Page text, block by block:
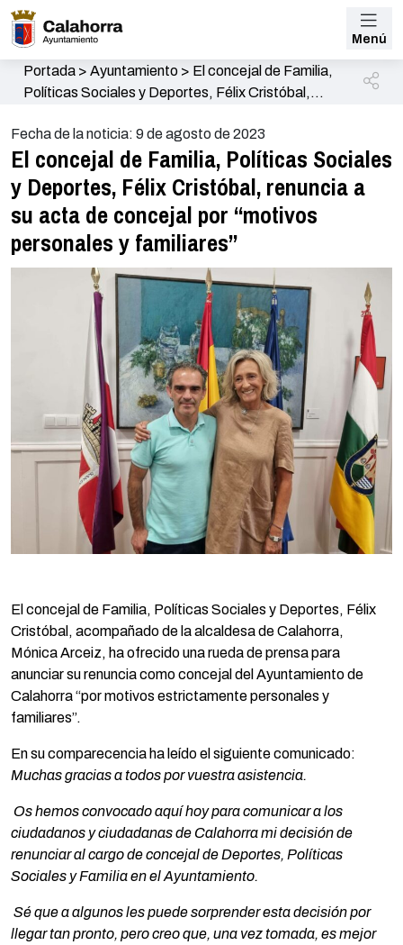
Menú
Portada> Ayuntamiento> El concejal de Familia,
Políticas Sociales y Deportes, Félix Cristóbal,
personales y familiares”
Fecha de la noticia: 9 de agosto de 2023
El concejal de Familia, Políticas Sociales
y Deportes, Félix Cristóbal, renuncia a
su acta de concejal por “motivos
personales y familiares”
El concejal de Familia, Políticas Sociales y Deportes, Félix
Cristóbal, acompañado de la alcaldesa de Calahorra,
Mónica Arceiz, ha ofrecido una rueda de prensa para
anunciar su renuncia como concejal del Ayuntamiento de
Calahorra “por motivos estrictamente personales y
familiares”.
En su comparecencia ha leído el siguiente comunicado:
Muchas gracias a todos por vuestra asistencia.
Os hemos convocado aquí hoy para comunicar a los
ciudadanos y ciudadanas de Calahorra mi decisión de
renunciar al cargo de concejal de Deportes, Políticas
Sociales y Familia en el Ayuntamiento.
Sé que a algunos les puede sorprender esta decisión por
llegar tan pronto, pero creo que, una vez tomada, es mejor